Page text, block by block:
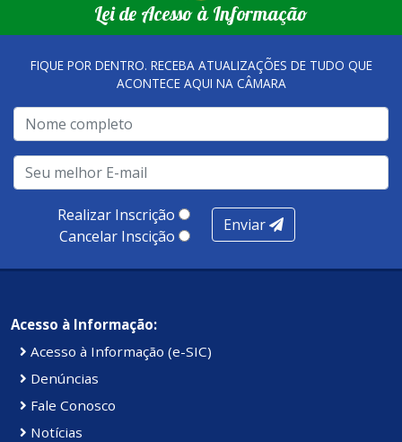
Lei de Acesso à Informação
FIQUE POR DENTRO. RECEBA ATUALIZAÇÕES DE TUDO QUE
ACONTECE AQUI NA CÂMARA
Realizar Inscrição
Cancelar Inscição
Enviar
Acesso à Informação:
Acesso à Informação (e-SIC)
Denúncias
Fale Conosco
Notícias